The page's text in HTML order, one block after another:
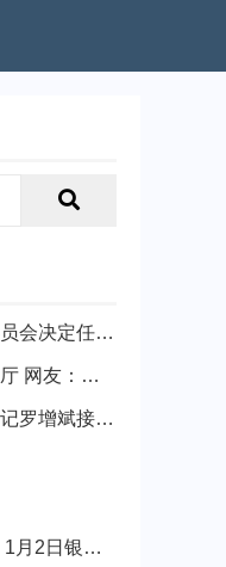
甘肃省人民代表大会常务委员会决定任免名单
大雪后东北小孩挖出三室一厅 网友：南方的娃很羡慕
海南省委常委、海口市委书记罗增斌接受中央纪委国家监委纪律审查和监察调查
2025年宁夏地震最新消息：1月2日银川发生4.8级地震